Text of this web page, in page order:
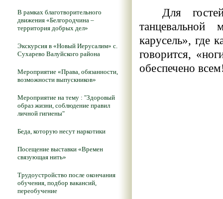
В рамках благотворительного
движения «Белгородчина –
территория добрых дел»
Экскурсия в «Новый Иерусалим» с.
Сухарево Валуйского района
Мероприятие «Права, обязанности,
возможности выпускников»
Мероприятие на тему : "Здоровый
образ жизни, соблюдение правил
личной гигиены"
Беда, которую несут наркотики
Посещение выставки «Времен
связующая нить»
Трудоустройство после окончания
обучения, подбор вакансий,
переобучение
Для гостей
танцевальной
карусель», где
говорится,
обеспечено